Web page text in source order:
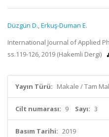
Düzgün D.,Erkuş-Duman E.
International Journal of Applied
ss.119-126, 2019 (Hakemli Dergi)
Yayın Türü: Makale / Tam
Cilt numarası: 9 Sayı: 3
Basım Tarihi: 2019